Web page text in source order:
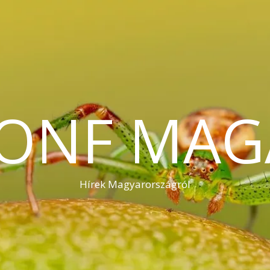
Hírek Magyarországról